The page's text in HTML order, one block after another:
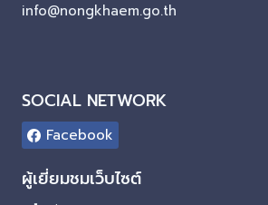
info@nongkhaem.go.th
SOCIAL NETWORK
Facebook
ผู้เยี่ยมชมเว็บไซต์